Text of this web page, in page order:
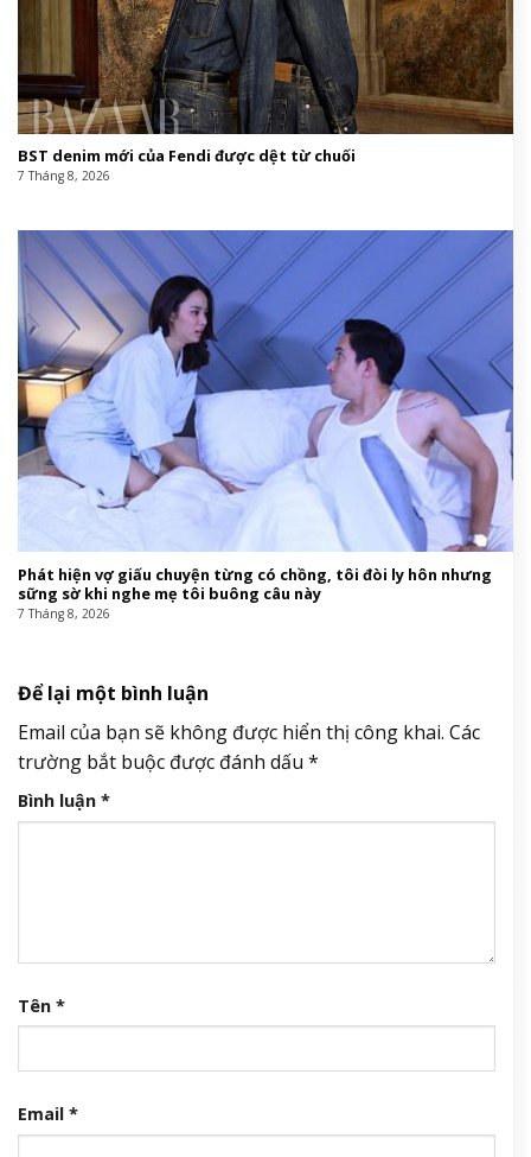
BST denim mới của Fendi được dệt từ chuối
7 Tháng 8, 2026
Phát hiện vợ giấu chuyện từng có chồng, tôi đòi ly hôn nhưng
sững sờ khi nghe mẹ tôi buông câu này
7 Tháng 8, 2026
Để lại một bình luận
Email của bạn sẽ không được hiển thị công khai. Các
trường bắt buộc được đánh dấu *
Bình luận *
Tên *
Email *